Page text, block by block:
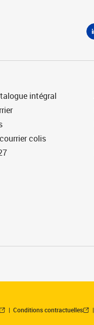
intégral
colis
Conditions contractuelles